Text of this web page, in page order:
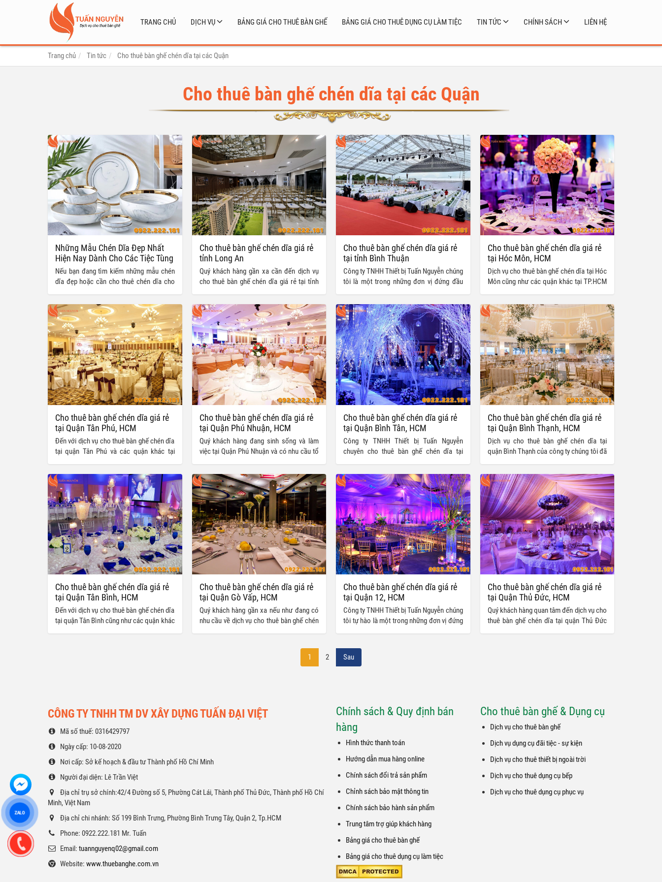
TRANG CHỦ DỊCH VỤ BẢNG GIÁ CHO THUÊ BÀN GHẾ BẢNG GIÁ CHO THUÊ DỤNG CỤ LÀM TIỆC TIN TỨC CHÍNH SÁCH LIÊN HỆ
Trang chủ Tin tức Cho thuê bàn ghế chén dĩa tại các Quận
Cho thuê bàn ghế chén dĩa tại các Quận
Những Mẫu Chén Dĩa Đẹp Nhất
Hiện Nay Dành Cho Các Tiệc Tùng
Nếu bạn đang tìm kiếm những mẫu chén
dĩa đẹp hoặc cần cho thuê chén dĩa cho
mẫu chén dĩa đẹp nhất hiện nay, phù hợp
cho các tiệc tùng.
Cho thuê bàn ghế chén dĩa giá rẻ
tỉnh Long An
Quý khách hàng gần xa cần đến dịch vụ
cho thuê bàn ghế chén dĩa giá rẻ tại tỉnh
được hỗ trợ nhanh chóng.
Cho thuê bàn ghế chén dĩa giá rẻ
tại tỉnh Bình Thuận
Công ty TNHH Thiết bị Tuấn Nguyễn chúng
tôi là một trong những đơn vị đứng đầu
giá rẻ tại tỉnh Bình Thuận, Bình Dương,
đặc biệt là tại TP.HCM cũng như các tỉnh
thành khác trên toàn quốc.
Cho thuê bàn ghế chén dĩa giá rẻ
tại Hóc Môn, HCM
Dịch vụ cho thuê bàn ghế chén dĩa tại Hóc
Môn cũng như các quận khác tại TP.HCM
sự kiện từ lâu đã trở thành dịch vụ phổ
biến và đáp ứng nhu cầu của nhiều khách
hàng, đặc biệt là với các bạn trẻ hay các
đơn vị thường xuyên đứng ra tổ chức sự
kiện. Việc lựa chọn đơn vị cung cấp dịch
vụ uy tín sẽ giúp cho chương trình và sự
kiện của quý khách được đảm bảo diễn ra
thành công tốt đẹp và trọn vẹn hơn.
Cho thuê bàn ghế chén dĩa giá rẻ
tại Quận Tân Phú, HCM
Đến với dịch vụ cho thuê bàn ghế chén dĩa
tại quận Tân Phú và các quận khác tại
toàn hài lòng bởi những ưu điểm hấp dẫn
mà dịch vụ của chúng tôi mang lại:
Cho thuê bàn ghế chén dĩa giá rẻ
tại Quận Phú Nhuận, HCM
Quý khách hàng đang sinh sống và làm
việc tại Quận Phú Nhuận và có nhu cầu tổ
vẫn chưa tìm được đơn vị cho thuê bàn
ghế phù hợp có thể liên hệ ngay với chúng
tôi để có cơ hội sở hữu cho mình những
bộ bàn ghế đạt chuẩn chất lượng với mức
giá tốt nhất thị trường.
Cho thuê bàn ghế chén dĩa giá rẻ
tại Quận Bình Tân, HCM
Công ty TNHH Thiết bị Tuấn Nguyễn
chuyên cho thuê bàn ghế chén dĩa tại
TP.HCM cũng như các tỉnh thành khác
trên toàn quốc. Chúng tôi chuyên cho
thuê đa dạng các loại bàn ghế, chén dĩa
khác nhau nhằm phục vụ cho các chương
trình, sự kiện, lễ tết, cưới hỏi, giỗ chạp,…
đảm bảo cung cấp đầy đủ cho tất cả các
yêu cầu của quý khách hàng, kể cả những
yêu cầu từ khách hàng khó tính nhất.
Cho thuê bàn ghế chén dĩa giá rẻ
tại Quận Bình Thạnh, HCM
Dịch vụ cho thuê bàn ghế chén dĩa tại
quận Bình Thạnh của công ty chúng tôi đã
được sự quan tâm và lựa chọn của đông
đảo khách hàng tại TP.HCM.
Cho thuê bàn ghế chén dĩa giá rẻ
tại Quận Tân Bình, HCM
Đến với dịch vụ cho thuê bàn ghế chén dĩa
tại quận Tân Bình cũng như các quận khác
phẩm cũng như kích cỡ, số lượng mà quý
Cho thuê bàn ghế chén dĩa giá rẻ
tại Quận Gò Vấp, HCM
Quý khách hàng gần xa nếu như đang có
nhu cầu về dịch vụ cho thuê bàn ghế chén
khác tại TP.HCM nhưng chưa tìm được
đơn vị cho thuê phù hợp có thể liên hệ
Cho thuê bàn ghế chén dĩa giá rẻ
tại Quận 12, HCM
Công ty TNHH Thiết bị Tuấn Nguyễn chúng
tôi tự hào là một trong những đơn vị đứng
TP.HCM, cam kết mang đến cho quý
khách hàng những gói dịch vụ chất lượng
Cho thuê bàn ghế chén dĩa giá rẻ
tại Quận Thủ Đức, HCM
Quý khách hàng quan tâm đến dịch vụ cho
thuê bàn ghế chén dĩa tại quận Thủ Đức
1 2 Sau
CÔNG TY TNHH TM DV XÂY DỰNG TUẤN ĐẠI VIỆT
Mã số thuế: 0316429797
Ngày cấp: 10-08-2020
Nơi cấp: Sở kế hoạch & đầu tư Thành phố Hồ Chí Minh
Người đại diện: Lê Trần Việt
Địa chỉ trụ sở chính:42/4 Đường số 5, Phường Cát Lái, Thành phố Thủ Đức, Thành phố Hồ Chí
Minh, Việt Nam
Địa chỉ chi nhánh: Số 199 Bình Trưng, Phường Bình Trưng Tây, Quận 2, Tp.HCM
Phone: 0922.222.181 Mr. Tuấn
Email: tuannguyenq02@gmail.com
Website: www.thuebanghe.com.vn
Chính sách & Quy định bán
hàng
Hình thức thanh toán
Hướng dẫn mua hàng online
Chính sách đổi trả sản phẩm
Chỉnh sách bảo mật thông tin
Chính sách bảo hành sản phẩm
Trung tâm trợ giúp khách hàng
Bảng giá cho thuê bàn ghế
Bảng giá cho thuê dụng cụ làm tiệc
Cho thuê bàn ghế & Dụng cụ
Dịch vụ cho thuê bàn ghế
Dịch vụ dụng cụ đãi tiệc - sự kiện
Dịch vụ cho thuê thiết bị ngoài trời
Dịch vụ cho thuê dụng cụ bếp
Dịch vụ cho thuê dụng cụ phục vụ
ZALO